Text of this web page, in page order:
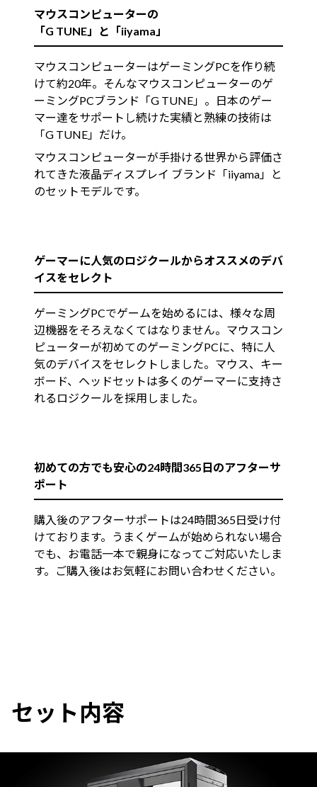
マウスコンピューターの
「G TUNE」と「iiyama」
マウスコンピューターはゲーミングPCを作り続
けて約20年。そんなマウスコンピューターのゲ
ーミングPCブランド「G TUNE」。日本のゲー
マー達をサポートし続けた実績と熟練の技術は
「G TUNE」だけ。
マウスコンピューターが手掛ける世界から評価さ
れてきた液晶ディスプレイ ブランド「iiyama」と
のセットモデルです。
ゲーマーに人気のロジクールからオススメのデバ
イスをセレクト
ゲーミングPCでゲームを始めるには、様々な周
辺機器をそろえなくてはなりません。マウスコン
ピューターが初めてのゲーミングPCに、特に人
気のデバイスをセレクトしました。マウス、キー
ボード、ヘッドセットは多くのゲーマーに支持さ
れるロジクールを採用しました。
初めての方でも安心の24時間365日のアフターサ
ポート
購入後のアフターサポートは24時間365日受け付
けております。うまくゲームが始められない場合
でも、お電話一本で親身になってご対応いたしま
す。ご購入後はお気軽にお問い合わせください。
セット内容